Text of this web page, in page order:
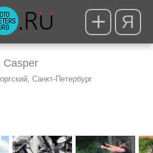
Я
Casper
Санкт-Петербург